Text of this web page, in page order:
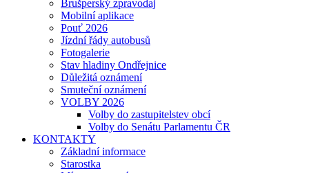
Brušperský zpravodaj
Mobilní aplikace
Pouť 2026
Jízdní řády autobusů
Fotogalerie
Stav hladiny Ondřejnice
Důležitá oznámení
Smuteční oznámení
VOLBY 2026
Volby do zastupitelstev obcí
Volby do Senátu Parlamentu ČR
KONTAKTY
Základní informace
Starostka